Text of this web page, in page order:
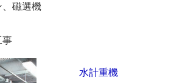
磁選機
事
水計重機